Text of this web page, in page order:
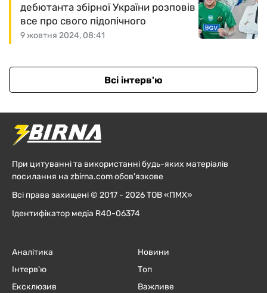
9 жовтня 2024, 08:41
дебютанта збірної України розповів
все про свого підопічного
Всі інтерв'ю
При цитуванні та використанні будь-яких матеріалів
посилання на zbirna.com обов'язкове
Всі права захищені © 2017 - 2026 ТОВ «ПМХ»
Ідентифікатор медіа R40-06374
Аналітика
Інтерв'ю
Ексклюзив
Новини
Топ
Важливе